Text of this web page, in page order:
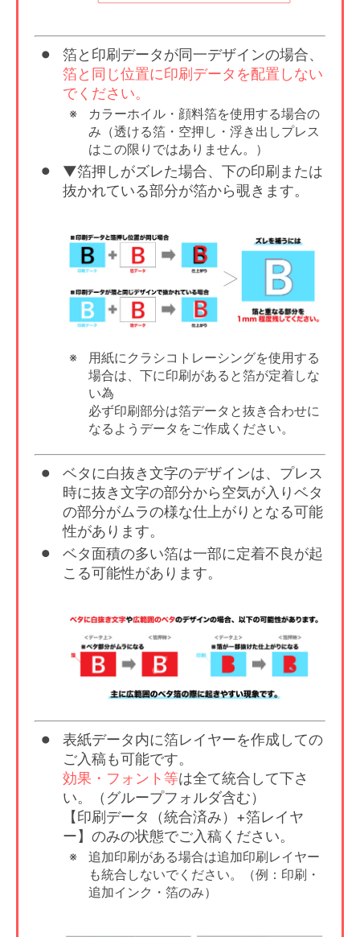
箔と印刷データが同一デザインの場合、
箔と同じ位置に印刷データを配置しない
でください。
カラーホイル・顔料箔を使用する場合の
み（透ける箔・空押し・浮き出しプレス
はこの限りではありません。）
▼箔押しがズレた場合、下の印刷または
抜かれている部分が箔から覗きます。
用紙にクラシコトレーシングを使用する
場合は、下に印刷があると箔が定着しな
い為
必ず印刷部分は箔データと抜き合わせに
なるようデータをご作成ください。
ベタに白抜き文字のデザインは、プレス
時に抜き文字の部分から空気が入りベタ
の部分がムラの様な仕上がりとなる可能
性があります。
ベタ面積の多い箔は一部に定着不良が起
こる可能性があります。
表紙データ内に箔レイヤーを作成しての
ご入稿も可能です。
効果・フォント等は全て統合して下さ
い。（グループフォルダ含む）
【印刷データ（統合済み）+箔レイヤ
ー】のみの状態でご入稿ください。
追加印刷がある場合は追加印刷レイヤー
も統合しないでください。（例：印刷・
追加インク・箔のみ）